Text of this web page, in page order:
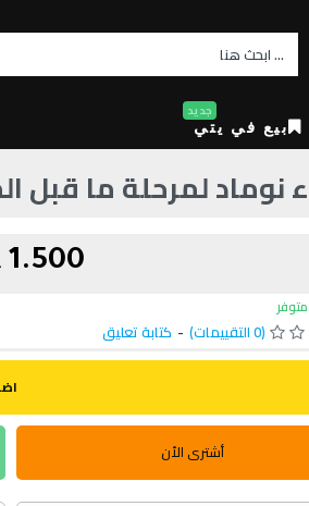
بيع في يتي
جديد
نوماد لمرحلة ما قبل
متوفر
(0 التقييمات) - كتابة تعليق
1.500 OMR
أشترى الأن